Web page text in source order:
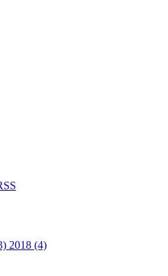
2018 (4)